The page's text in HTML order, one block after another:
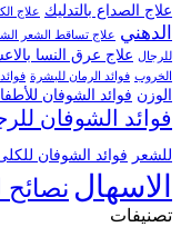
علاج الصداع بالتدليك علاج
الدهني علاج تساقط الشعر
للرجال علاج عرق النسا
الخروب فوائد الرمان للبشرة
الوزن فوائد الشوفان
فوائد الشوفان
للشعر فوائد الشوفان
الاسهال
تصنيفات